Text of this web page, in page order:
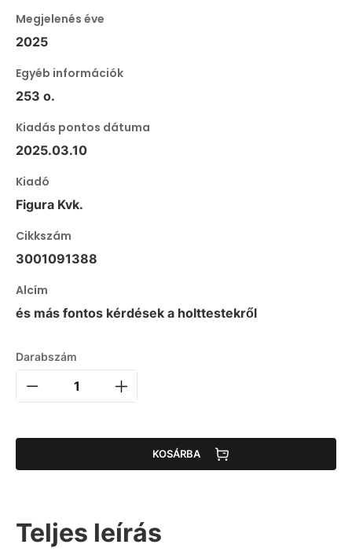
Megjelenés éve
2025
Egyéb információk
253 o.
Kiadás pontos dátuma
2025.03.10
Kiadó
Figura Kvk.
Cikkszám
3001091388
Alcím
és más fontos kérdések a holttestekről
Darabszám
KOSÁRBA
Teljes leírás